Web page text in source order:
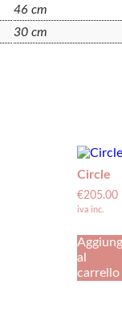
46 cm
30 cm
Circle
€205.00
iva inc.
al
carrello